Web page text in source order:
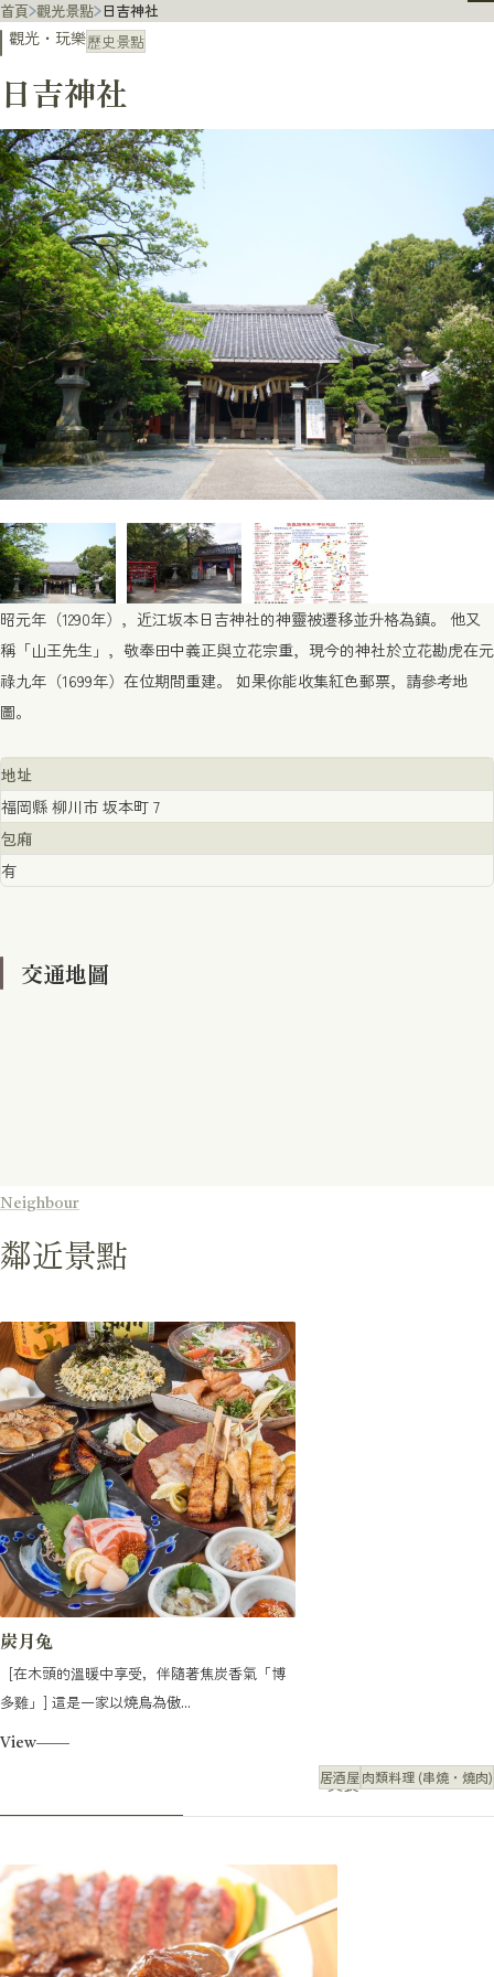
首頁 觀光景點 日吉神社
日吉神社
觀光・玩樂歷史景點
昭元年（1290年），近江坂本日吉神社的神靈被遷移並升格為鎮。 他又
稱「山王先生」，敬奉田中義正與立花宗重，現今的神社於立花勘虎在元
祿九年（1699年）在位期間重建。 如果你能收集紅色郵票，請參考地
圖。
地址
福岡縣 柳川市 坂本町 7
包廂
有
交通地圖
鄰近景點
Neighbour
炭月兔
[在木頭的溫暖中享受，伴隨著焦炭香氣「博
多雞」] 這是一家以燒鳥為傲...
美食
居酒屋肉類料理 (串燒・燒肉)
View